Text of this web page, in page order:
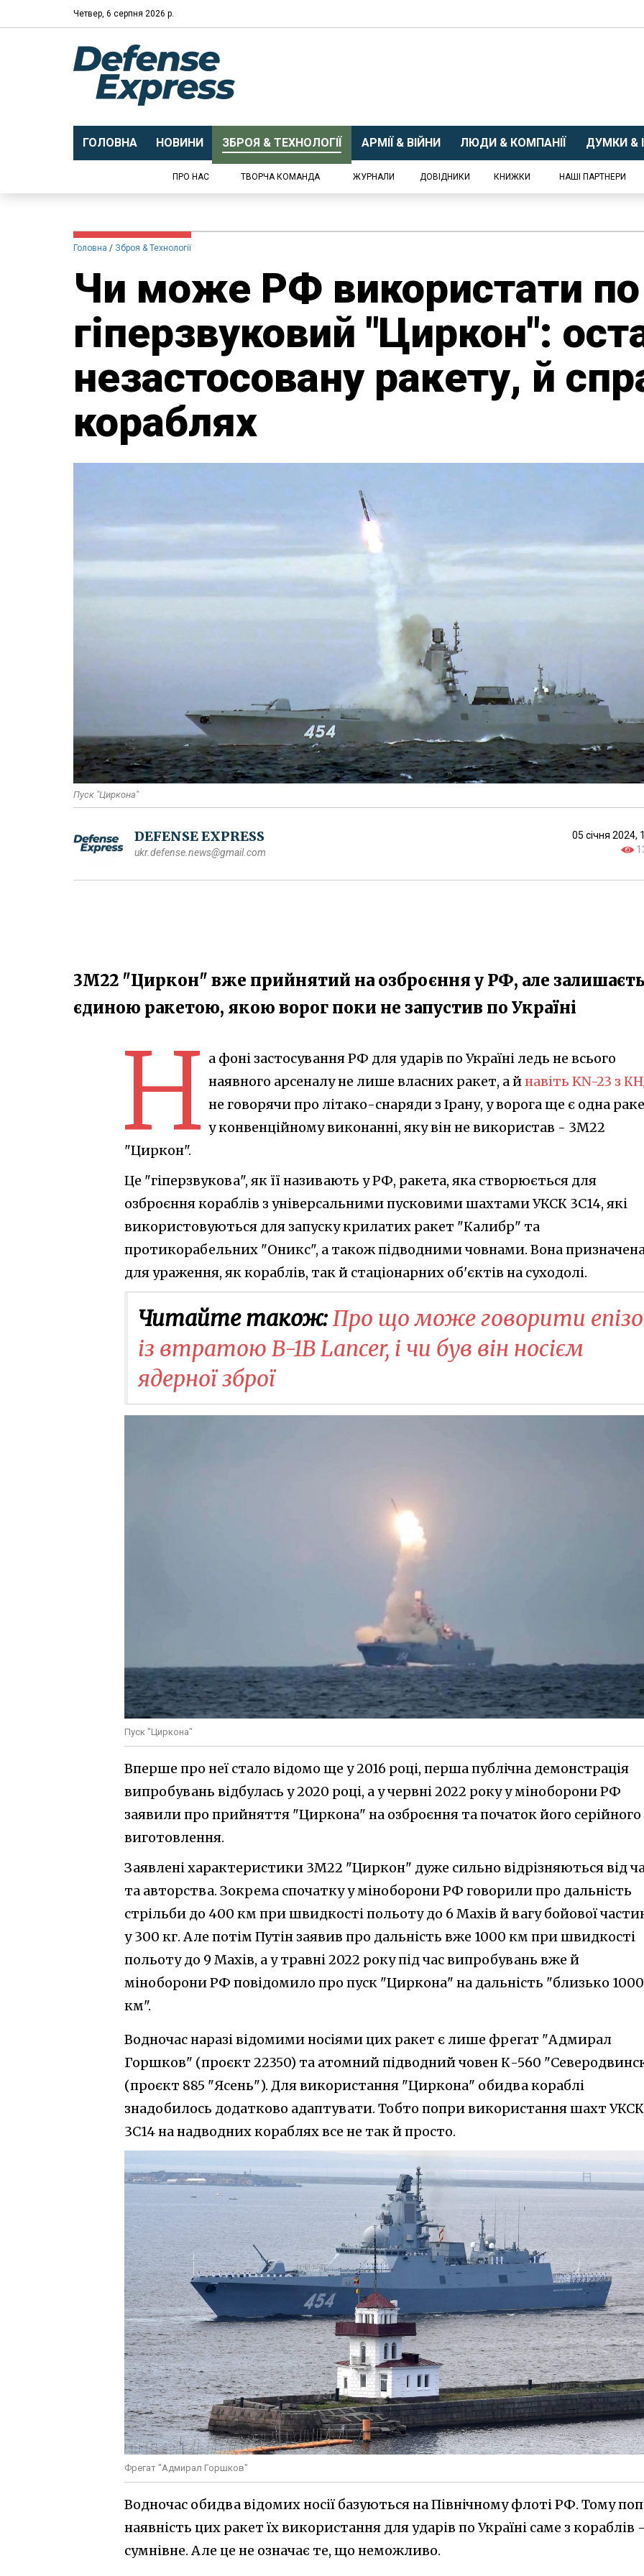
Четвер, 6 серпня 2026 р.
ГОЛОВНА НОВИНИ ЗБРОЯ & ТЕХНОЛОГІЇ АРМІЇ & ВІЙНИ ЛЮДИ & КОМПАНІЇ ДУМКИ &
ПРО НАС ТВОРЧА КОМАНДА ЖУРНАЛИ ДОВІДНИКИ КНИЖКИ НАШІ ПАРТНЕРИ
Головна Зброя & Технології
Чи може РФ використати по
гіперзвуковий "Циркон":
незастосовану ракету, й
кораблях
Пуск "Циркона"
DEFENSE EXPRESS
ukr.defense.news@gmail.com
05 січня 2024,
3М22​ "Циркон" вже прийнятий на озброєння у РФ, але
єдиною ракетою, якою ворог поки не запустив по Україні
Н а фоні застосування РФ для ударів по Україні ледь не всього
наявного арсеналу не лише власних ракет, а йнавіть KN-23 з
не говорячи про літако-снаряди з Ірану, у ворога ще є одна
у конвенційному виконанні, яку він не використав - 3М22
"Циркон".
Це "гіперзвукова", як її називають у РФ, ракета, яка створюється для
озброєння кораблів з універсальними пусковими шахтами УКСК 3С14, які
використовуються для запуску крилатих ракет "Калибр" та
протикорабельних "Оникс", а також підводними човнами. Вона призначена
для ураження, як кораблів, так й стаціонарних об'єктів на суходолі.
Читайте також:Про що може говорити
із втратою B-1B Lancer, і чи був він носієм
ядерної зброї
Пуск "Циркона"
Вперше про неї стало відомо ще у 2016 році, перша публічна демонстрація
випробувань відбулась у 2020 році, а у червні 2022 року у міноборони РФ
заявили про прийняття "Циркона" на озброєння та початок його серійного
виготовлення.
Заявлені характеристики 3М22 "Циркон" дуже сильно відрізняються від
та авторства. Зокрема спочатку у міноборони РФ говорили про дальність
стрільби до 400 км при швидкості польоту до 6 Махів й вагу бойової
у 300 кг. Але потім Путін заявив про дальність вже 1000 км при швидкості
польоту до 9 Махів, а у травні 2022 року під час випробувань вже й
міноборони РФ повідомило про пуск "Циркона" на дальність "близько 1000
км".
Водночас наразі відомими носіями цих ракет є лише фрегат "Адмирал
Горшков" (проєкт 22350) та атомний підводний човен К-560
(проєкт 885 "Ясень"). Для використання "Циркона" обидва кораблі
знадобилось додатково адаптувати. Тобто попри використання шахт УКСК
3С14 на надводних кораблях все не так й просто.
Фрегат "Адмирал Горшков"
Водночас обидва відомих носії базуються на Північному флоті РФ. Тому
наявність цих ракет їх використання для ударів по Україні саме з кораблів -
сумнівне. Але це не означає те, що неможливо.